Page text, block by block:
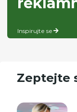
Inspirujte se
Zeptejte